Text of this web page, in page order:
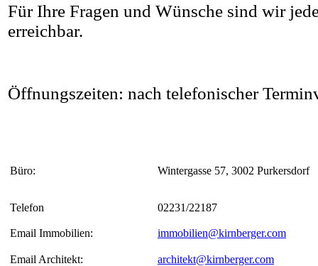
Für Ihre Fragen und Wünsche sind wir
erreichbar.
Öffnungszeiten: nach telefonischer
Büro: Wintergasse 57, 3002 Purkersdorf
Telefon 02231/22187
Email Immobilien: immobilien@kirnberger.com
Email Architekt: architekt@kirnberger.com